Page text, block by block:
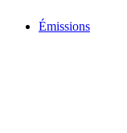
Émissions